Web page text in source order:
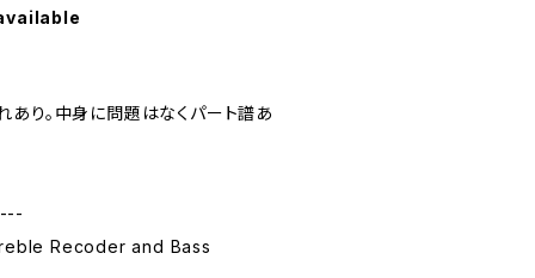
あり。中身に問題はなくパート譜あ
Recoder and Bass